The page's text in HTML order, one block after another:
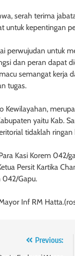
serah terima
untuk kepentingan
perwujudan untuk
dan peran dapat
semangat kerja
tugas.
yaitu Kab.
tidaklah
Kasi Korem 042/
Persit Kartika
042/Gapu.
Inf RM
Previous: